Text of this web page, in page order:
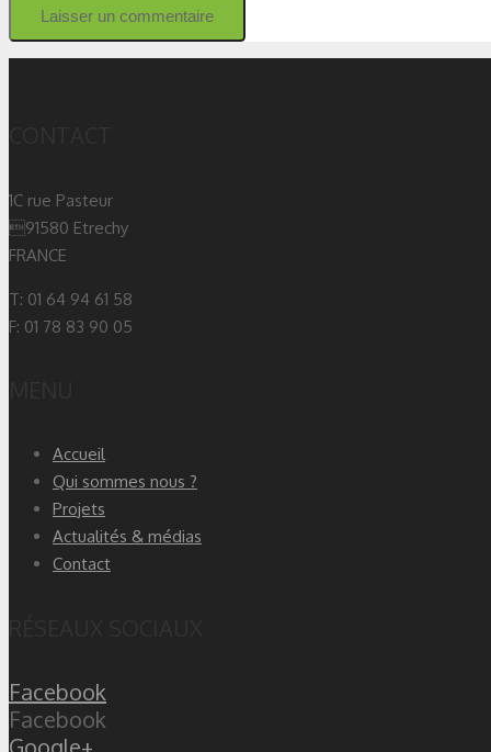
1C rue Pasteur
91580 Etrechy
FRANCE
T: 01 64 94 61 58
F: 01 78 83 90 05
Accueil
Qui sommes nous ?
Projets
Actualités & médias
Contact
Facebook
Facebook